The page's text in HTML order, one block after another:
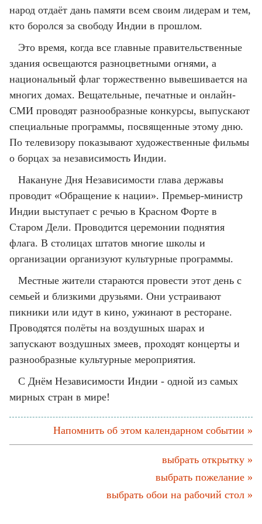
народ отдаёт дань памяти всем своим лидерам и тем,
кто боролся за свободу Индии в прошлом.
Это время, когда все главные правительственные
здания освещаются разноцветными огнями, а
национальный флаг торжественно вывешивается на
многих домах. Вещательные, печатные и онлайн-
СМИ проводят разнообразные конкурсы, выпускают
специальные программы, посвященные этому дню.
По телевизору показывают художественные фильмы
о борцах за независимость Индии.
Накануне Дня Независимости глава державы
проводит «Обращение к нации». Премьер-министр
Индии выступает с речью в Красном Форте в
Старом Дели. Проводится церемонии поднятия
флага. В столицах штатов многие школы и
организации организуют культурные программы.
Местные жители стараются провести этот день с
семьей и близкими друзьями. Они устраивают
пикники или идут в кино, ужинают в ресторане.
Проводятся полёты на воздушных шарах и
запускают воздушных змеев, проходят концерты и
разнообразные культурные мероприятия.
С Днём Независимости Индии - одной из самых
мирных стран в мире!
Напомнить об этом календарном событии »
выбрать открытку »
выбрать пожелание »
выбрать обои на рабочий стол »